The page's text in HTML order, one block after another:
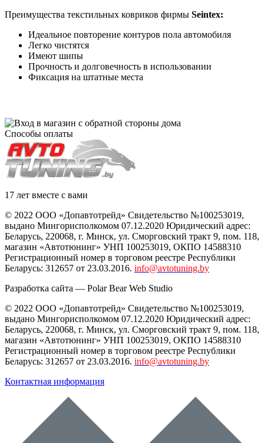
Преимущества текстильных ковриков фирмы Seintex:
Идеальное повторение контуров пола автомобиля
Легко чистятся
Имеют шипы
Прочность и долговечность в использовании
Фиксация на штатные места
Способы оплаты
17 лет вместе с вами
© 2022 ООО «Допавтотрейд» Свидетельство №100253019,
выдано Мингорисполкомом 07.12.2020 Юридический адрес:
Беларусь, 220068, г. Минск, ул. Сморговский тракт 9, пом. 118,
магазин «Автотюнинг» УНП 100253019, ОКПО 14588310
Регистрационный номер в торговом реестре Республики
Беларусь: 312657 от 23.03.2016. info@avtotuning.by
Разработка сайта — Polar Bear Web Studio
© 2022 ООО «Допавтотрейд» Свидетельство №100253019,
выдано Мингорисполкомом 07.12.2020 Юридический адрес:
Беларусь, 220068, г. Минск, ул. Сморговский тракт 9, пом. 118,
магазин «Автотюнинг» УНП 100253019, ОКПО 14588310
Регистрационный номер в торговом реестре Республики
Беларусь: 312657 от 23.03.2016. info@avtotuning.by
Контактная информация